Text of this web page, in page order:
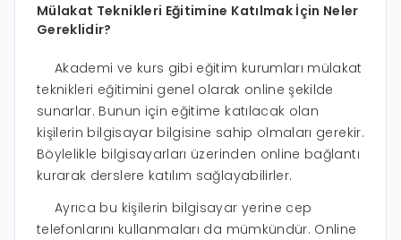
Mülakat Teknikleri Eğitimine Katılmak İçin Neler
Gereklidir?
Akademi ve kurs gibi eğitim kurumları mülakat
teknikleri eğitimini genel olarak online şekilde
sunarlar. Bunun için eğitime katılacak olan
kişilerin bilgisayar bilgisine sahip olmaları gerekir.
Böylelikle bilgisayarları üzerinden online bağlantı
kurarak derslere katılım sağlayabilirler.
Ayrıca bu kişilerin bilgisayar yerine cep
telefonlarını kullanmaları da mümkündür. Online